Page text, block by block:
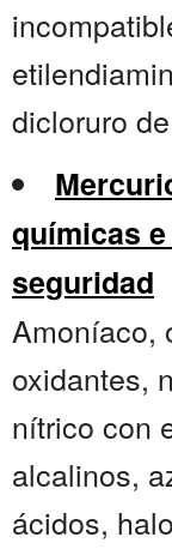
dicloruro
químicas
seguridad
Amoníaco,
oxidantes,
nítrico con
alcalinos,
ácidos,